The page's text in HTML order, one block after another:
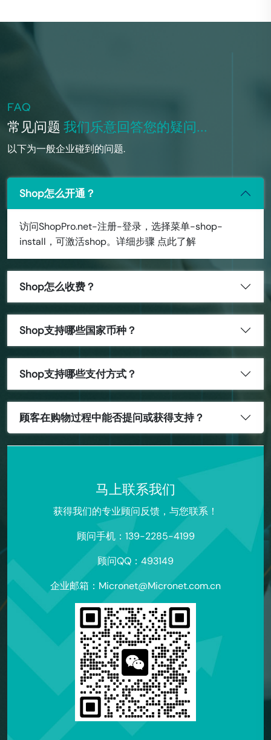
FAQ
常见问题 我们乐意回答您的疑问...
以下为一般企业碰到的问题.
Shop怎么开通？
访问ShopPro.net-注册-登录，选择菜单-shop-
install，可激活shop。详细步骤 点此了解
Shop怎么收费？
Shop支持哪些国家币种？
Shop支持哪些支付方式？
顾客在购物过程中能否提问或获得支持？
马上联系我们
获得我们的专业顾问反馈，与您联系！
顾问手机：139-2285-4199
顾问QQ：493149
企业邮箱：Micronet@Micronet.com.cn